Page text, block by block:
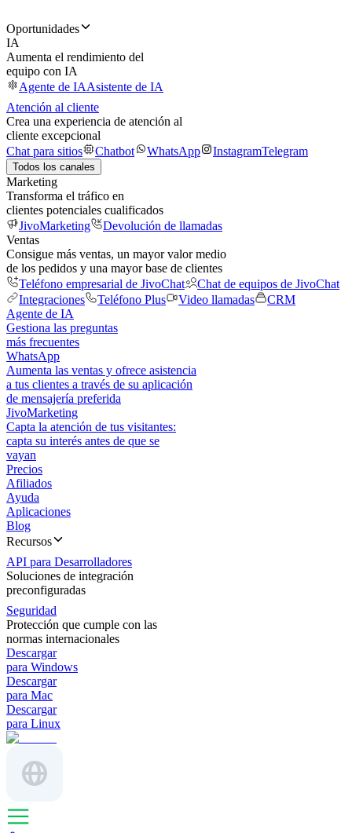
Oportunidades
IA
Aumenta el rendimiento del
equipo con IA
Agente de IAAsistente de IA
Atención al cliente
Crea una experiencia de atención al
cliente excepcional
Chat para sitios
Chatbot WhatsApp InstagramTelegram
Todos los canales
Marketing
Transforma el tráfico en
clientes potenciales cualificados
JivoMarketing
Devolución de llamadas
Ventas
Consigue más ventas, un mayor valor medio
de los pedidos y una mayor base de clientes
Teléfono empresarial de JivoChat
Chat de equipos de JivoChat
Integraciones
Teléfono Plus Video llamadas
CRM
Agente de IA
Gestiona las preguntas
más frecuentes
WhatsApp
Aumenta las ventas y ofrece asistencia
a tus clientes a través de su aplicación
de mensajería preferida
JivoMarketing
Capta la atención de tus visitantes:
capta su interés antes de que se
vayan
Precios
Afiliados
Ayuda
Aplicaciones
Blog
Recursos
API para Desarrolladores
Soluciones de integración
preconfiguradas
Seguridad
Protección que cumple con las
normas internacionales
Descargar
para Windows
Descargar
para Mac
Descargar
para Linux